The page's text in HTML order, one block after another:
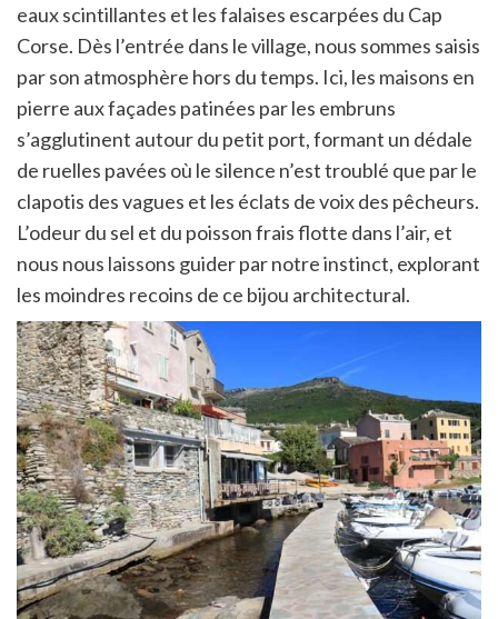
eaux scintillantes et les falaises escarpées du Cap
Corse. Dès l’entrée dans le village, nous sommes saisis
par son atmosphère hors du temps. Ici, les maisons en
pierre aux façades patinées par les embruns
s’agglutinent autour du petit port, formant un dédale
de ruelles pavées où le silence n’est troublé que par le
clapotis des vagues et les éclats de voix des pêcheurs.
L’odeur du sel et du poisson frais flotte dans l’air, et
nous nous laissons guider par notre instinct, explorant
les moindres recoins de ce bijou architectural.